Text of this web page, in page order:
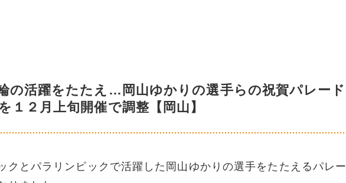
の活躍をたたえ…岡山ゆかりの選手らの祝賀パレード
を１２月上旬開催で調整【岡山】
クとパラリンピックで活躍した岡山ゆかりの選手をたたえるパレー